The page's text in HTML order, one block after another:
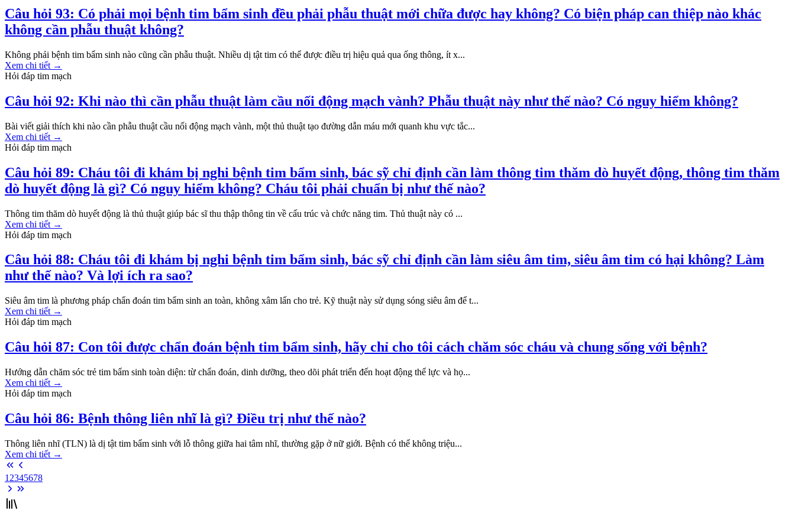
Câu hỏi 93: Có phải mọi bệnh tim bẩm sinh đều phải phẫu thuật mới chữa được hay không? Có biện pháp can thiệp nào khác
không cần phẫu thuật không?
Không phải bệnh tim bẩm sinh nào cũng cần phẫu thuật. Nhiều dị tật tim có thể được điều trị hiệu quả qua ống thông, ít x...
Xem chi tiết →
Hỏi đáp tim mạch
Câu hỏi 92: Khi nào thì cần phẫu thuật làm cầu nối động mạch vành? Phẫu thuật này như thế nào? Có nguy hiểm không?
Bài viết giải thích khi nào cần phẫu thuật cầu nối động mạch vành, một thủ thuật tạo đường dẫn máu mới quanh khu vực tắc...
Xem chi tiết →
Hỏi đáp tim mạch
Câu hỏi 89: Cháu tôi đi khám bị nghi bệnh tim bẩm sinh, bác sỹ chỉ định cần làm thông tim thăm dò huyết động, thông tim thăm
dò huyết động là gì? Có nguy hiểm không? Cháu tôi phải chuẩn bị như thế nào?
Thông tim thăm dò huyết động là thủ thuật giúp bác sĩ thu thập thông tin về cấu trúc và chức năng tim. Thủ thuật này có ...
Xem chi tiết →
Hỏi đáp tim mạch
Câu hỏi 88: Cháu tôi đi khám bị nghi bệnh tim bẩm sinh, bác sỹ chỉ định cần làm siêu âm tim, siêu âm tim có hại không? Làm
như thế nào? Và lợi ích ra sao?
Siêu âm tim là phương pháp chẩn đoán tim bẩm sinh an toàn, không xâm lấn cho trẻ. Kỹ thuật này sử dụng sóng siêu âm để t...
Xem chi tiết →
Hỏi đáp tim mạch
Câu hỏi 87: Con tôi được chẩn đoán bệnh tim bẩm sinh, hãy chỉ cho tôi cách chăm sóc cháu và chung sống với bệnh?
Hướng dẫn chăm sóc trẻ tim bẩm sinh toàn diện: từ chẩn đoán, dinh dưỡng, theo dõi phát triển đến hoạt động thể lực và họ...
Xem chi tiết →
Hỏi đáp tim mạch
Câu hỏi 86: Bệnh thông liên nhĩ là gì? Điều trị như thế nào?
Thông liên nhĩ (TLN) là dị tật tim bẩm sinh với lỗ thông giữa hai tâm nhĩ, thường gặp ở nữ giới. Bệnh có thể không triệu...
Xem chi tiết →
1 2345678